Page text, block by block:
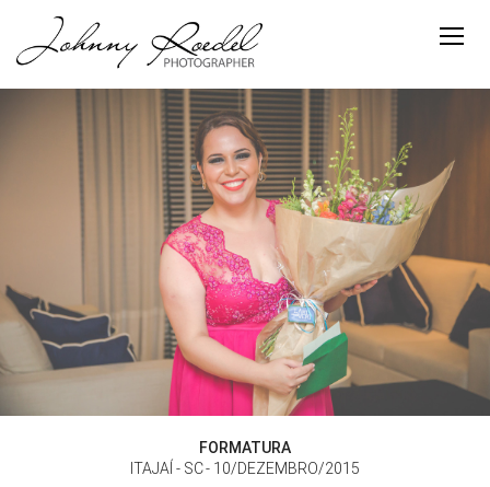
FORMATURA
ITAJAÍ - SC
10/DEZEMBRO/2015